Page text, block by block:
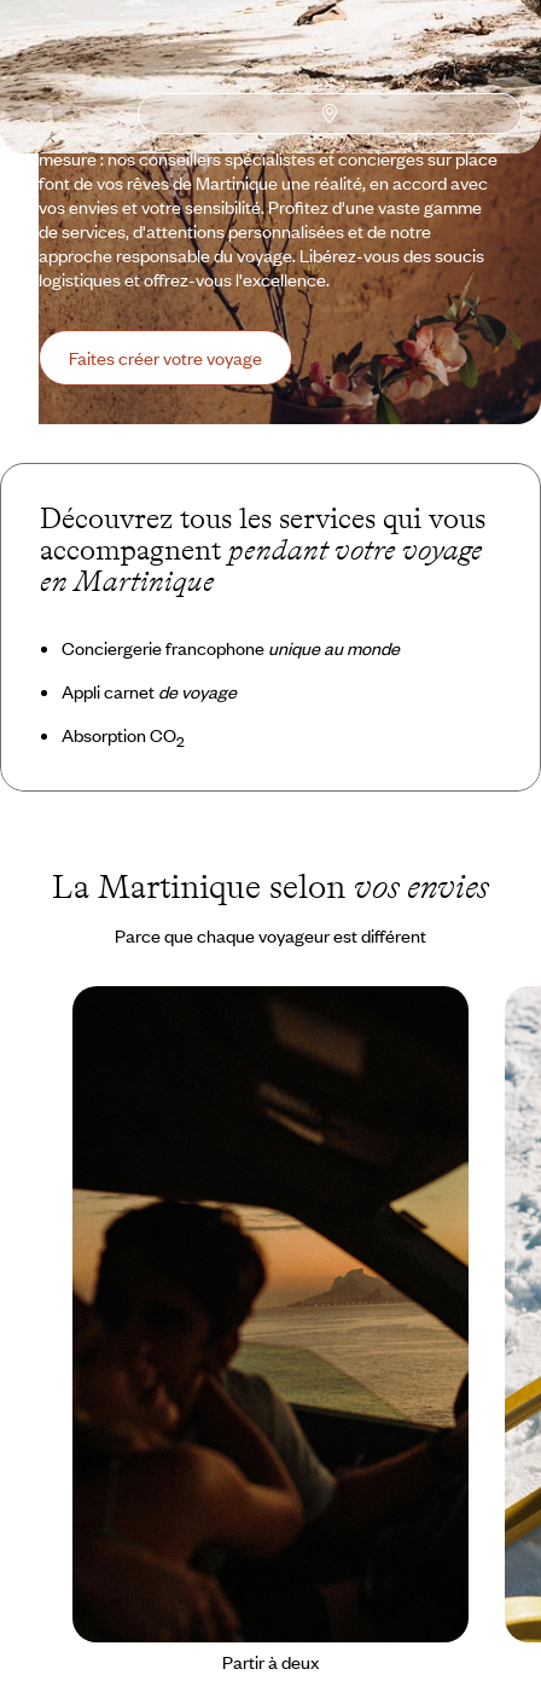
Bout de France baigné par les Caraïbes, l’"île aux fleurs"
évoque des visions idylliques de forêts tropicales luxuriantes,
de plages immaculées et de lagons turquoise. Une
destination délicieusement rom(ou rhum)antique, aussi
propice aux escapades en tribu ou entre amis. Avec
Voyageurs, laissez-vous guider vers des aventures sur
mesure : nos conseillers spécialistes et concierges sur place
font de vos rêves de Martinique une réalité, en accord avec
vos envies et votre sensibilité. Profitez d'une vaste gamme
de services, d'attentions personnalisées et de notre
approche responsable du voyage. Libérez-vous des soucis
logistiques et offrez-vous l'excellence.
Faites créer votre voyage
Découvrez tous les services qui vous
accompagnent pendant votre voyage
en Martinique
Conciergerie francophone unique au monde
Appli carnet de voyage
Absorption CO2
La Martinique selon vos envies
Parce que chaque voyageur est différent
Partir à deux